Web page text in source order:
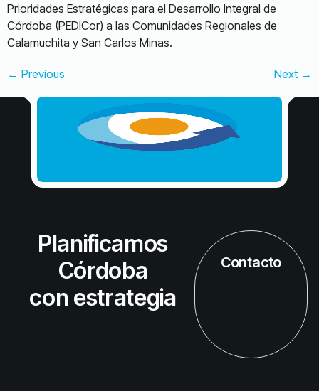
Prioridades Estratégicas para el Desarrollo Integral de
Córdoba (PEDICor) a las Comunidades Regionales de
Calamuchita y San Carlos Minas.
← Previous Next →
Planificamos
Córdoba
con estrategia
Contacto